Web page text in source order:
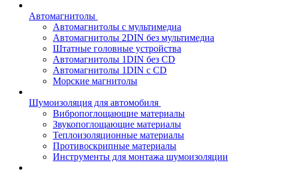
Автомагнитолы
Автомагнитолы с мультимедиа
Автомагнитолы 2DIN без мультимедиа
Штатные головные устройства
Автомагнитолы 1DIN без CD
Автомагнитолы 1DIN с CD
Морские магнитолы
Шумоизоляция для автомобиля
Вибропоглощающие материалы
Звукопоглощающие материалы
Теплоизоляционные материалы
Противоскрипные материалы
Инструменты для монтажа шумоизоляции